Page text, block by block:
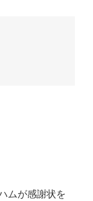
ムが感謝状を